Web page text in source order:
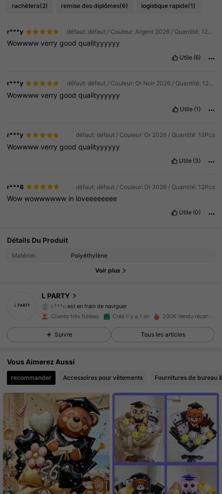
rachètera(2) remise des diplômes(6) logistique rapide(1)
r***y défaut: défaut / Couleur: Argent 2026 / Quantité: 12Pcs
Wowwwwverrygoodqualityyyyyy
Utile (6)
r***y défaut: défaut / Couleur: Or Noir 2026 / Quantité: 12Pcs
Wowwwwverrygoodqualityyyyyy
Utile (1)
r***y défaut: défaut / Couleur: Or 2026 / Quantité: 12Pcs
Wowwwwverrygoodqualityyyyyy
Utile (3)
r***6 défaut: défaut / Couleur: Or 2026 / Quantité: 12Pcs
Wowwowwwwww in loveeeeeeee
Utile (0)
Détails Du Produit
Matériel: Polyéthylène
Voir plus
L PARTY
4.93
3.5K Suiveurs
est en train de naviguer
4.93 3.5K Suiveurs
4.93 3.5K Suiveurs
4.93
4.93 3.5K Suiveurs
4.93 3.5K Suiveurs
4.93 3.5K Suiveurs
4.93 3.5K Suiveurs
Clients très fidèles Créé il y a 1 an 200K Vendu
Suivre Tous les articles
Vous Aimerez Aussi
recommander Accessoires pour vêtements Fournitures de bureau